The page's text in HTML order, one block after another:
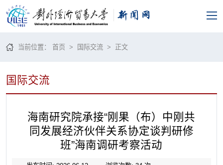
当前位置：首页 > 国际交流 > 正文
国际交流
海南研究院承接“刚果（布）中刚共
同发展经济伙伴关系协定谈判研修
班”海南调研考察活动